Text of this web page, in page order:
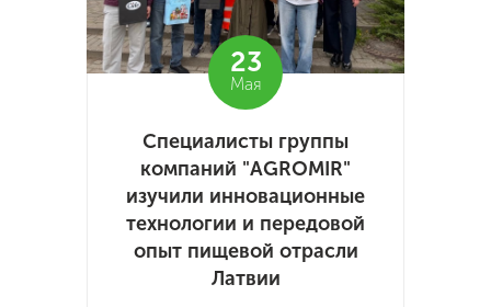
23
Мая
Специалисты группы
компаний "AGROMIR"
изучили инновационные
технологии и передовой
опыт пищевой отрасли
Латвии